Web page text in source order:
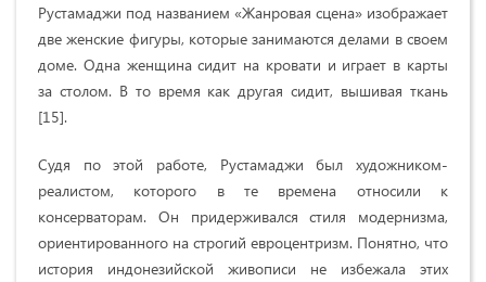
Рустамаджи под названием «Жанровая сцена» изображает
две женские фигуры, которые занимаются делами в своем
доме. Одна женщина сидит на кровати и играет в карты
за столом. В то время как другая сидит, вышивая ткань
[15].
Судя по этой работе, Рустамаджи был художником-
реалистом, которого в те времена относили к
консерваторам. Он придерживался стиля модернизма,
ориентированного на строгий евроцентризм. Понятно, что
история индонезийской живописи не избежала этих